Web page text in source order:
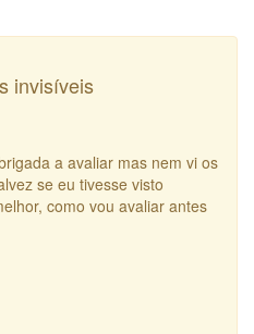
invisíveis
a avaliar mas nem vi os
se eu tivesse visto
como vou avaliar antes